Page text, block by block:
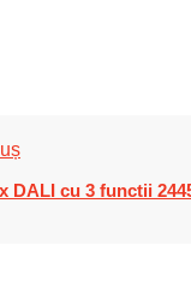
DALI cu 3 functii